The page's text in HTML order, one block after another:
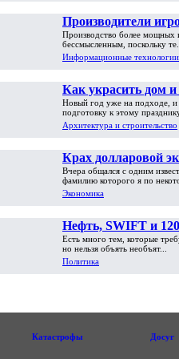
Производители
достигли предела
Производство более мощных
бессмысленным, поскольку те...
Информационные технологии
Как украсить дом и
Новому году
Новый год уже на подходе, и
подготовку к этому
Архитектура и строительство
Крах долларовой
пути обрушения
Вчера общался с одним
фамилию которого я по
Экономика
Нефть, SWIFT и
Есть много тем, которые
но нельзя объять необъят...
Политика
Катастрофы Досуг